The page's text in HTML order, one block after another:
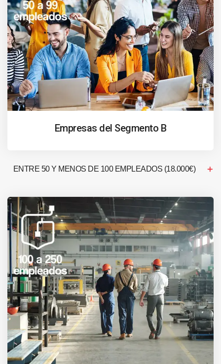
Empresas del Segmento B
ENTRE 50 Y MENOS DE 100 EMPLEADOS (18.000€)